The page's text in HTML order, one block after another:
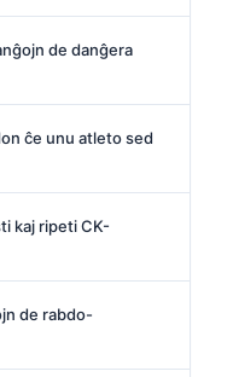
de danĝera
ĉe unu atleto sed
kaj ripeti CK-
de rabdo-